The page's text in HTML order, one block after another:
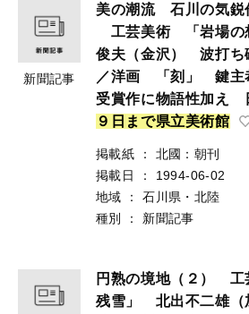
新聞記事
美の潮流 石川の気鋭
工芸美術 「岩場の
俊夫（金沢） 波打
／洋画 「刻」 鍵主
受賞作に物語性加え
９ 日 ま で県立美術館
掲載紙 ：
北國：朝刊
掲載日
：
1994-06-02
地域
：
石川県・北陸
種別
： 新聞記事
円熟の境地（２）
残雪」 北出不二雄